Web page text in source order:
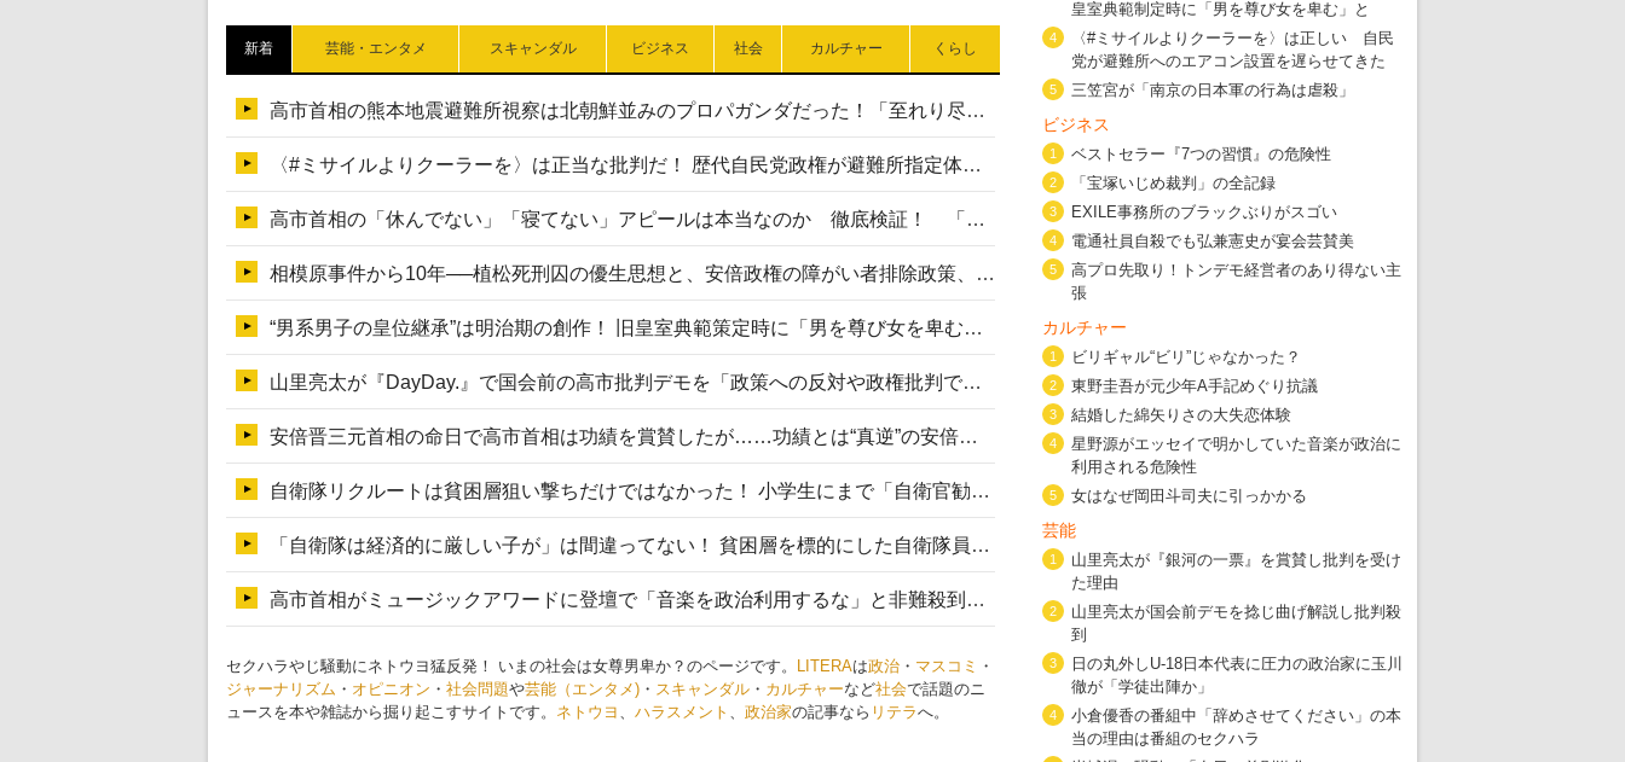
新着 芸能・エンタメ スキャンダル ビジネス 社会 カルチャー くらし
高市首相の熊本地震避難所視察は北朝鮮並みのプロパガンダだった！「至れり尽くせり」の選ばれた避難所の一方で実態は…
〈#ミサイルよりクーラーを〉は正当な批判だ！ 歴代自民党政権が避難所指定体育館へのエアコン設置を遅らせてきた客観的事実
高市首相の「休んでない」「寝てない」アピールは本当なのか 徹底検証！ 「資料読み込み」「アイロンがけ」も矛盾だらけ…
相模原事件から10年──植松死刑囚の優生思想と、安倍政権の障がい者排除政策、右派勢力の差別主義との関係を改めて問う
“男系男子の皇位継承”は明治期の創作！ 旧皇室典範策定時に「男を尊び女を卑むの慣習、人民の脳髄」とトンデモ論で女性天皇を否定
山里亮太が『DayDay.』で国会前の高市批判デモを「政策への反対や政権批判でない」と捻じ曲げ解説 デモ参加者から批判殺到
安倍晋三元首相の命日で高市首相は功績を賞賛したが……功績とは“真逆”の安倍元首相のトンデモ発言を振り返る
自衛隊リクルートは貧困層狙い撃ちだけではなかった！ 小学生にまで「自衛官勧誘」目的のパンフレット作成
「自衛隊は経済的に厳しい子が」は間違ってない！ 貧困層を標的にした自衛隊員募集、やす子、山上被告も…日本でも進む“経済的徴兵制”
高市首相がミュージックアワードに登壇で「音楽を政治利用するな」と非難殺到！ MAJの国策的本質を批判する声も
セクハラやじ騒動にネトウヨ猛反発！ いまの社会は女尊男卑か？のページです。 LITERAは政治 ・ マスコミ ・
ジャーナリズム ・ オピニオン ・ 社会問題や芸能（エンタメ) ・ スキャンダル ・ カルチャーなど社会で話題のニ
ュースを本や雑誌から掘り起こすサイトです。 ネトウヨ 、 ハラスメント 、 政治家の記事なら リテラへ。
皇室典範制定時に「男を尊び女を卑む」と
4
〈#ミサイルよりクーラーを〉は正しい 自民
党が避難所へのエアコン設置を遅らせてきた
5 三笠宮が「南京の日本軍の行為は虐殺」
ビジネス
1 ベストセラー『7つの習慣』の危険性
2 「宝塚いじめ裁判」の全記録
3 EXILE事務所のブラックぶりがスゴい
4 電通社員自殺でも弘兼憲史が宴会芸賛美
5
高プロ先取り！トンデモ経営者のあり得ない主
張
カルチャー
1 ビリギャル“ビリ”じゃなかった？
2 東野圭吾が元少年A手記めぐり抗議
3 結婚した綿矢りさの大失恋体験
4
星野源がエッセイで明かしていた音楽が政治に
利用される危険性
5 女はなぜ岡田斗司夫に引っかかる
芸能
1
山里亮太が『銀河の一票』を賞賛し批判を受け
た理由
2
山里亮太が国会前デモを捻じ曲げ解説し批判殺
到
3
日の丸外しU-18日本代表に圧力の政治家に玉川
徹が「学徒出陣か」
4
小倉優香の番組中「辞めさせてください」の本
当の理由は番組のセクハラ